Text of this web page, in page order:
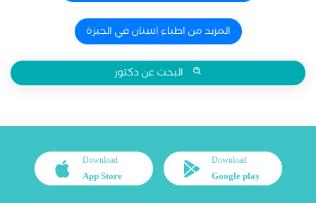
المزيد من اطباء اسنان في الجيزة
البحث عن دكتور
Download
Google play
Download
App Store